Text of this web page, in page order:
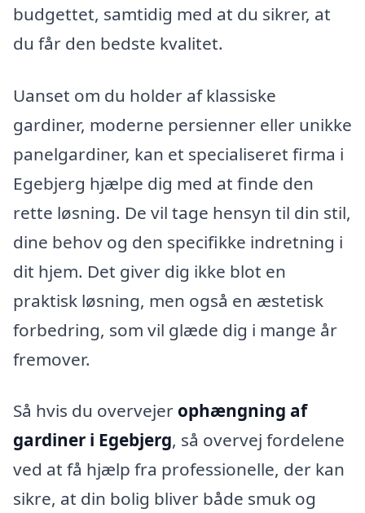
budgettet, samtidig med at du sikrer, at
du får den bedste kvalitet.
Uanset om du holder af klassiske
gardiner, moderne persienner eller unikke
panelgardiner, kan et specialiseret firma i
Egebjerg hjælpe dig med at finde den
rette løsning. De vil tage hensyn til din stil,
dine behov og den specifikke indretning i
dit hjem. Det giver dig ikke blot en
praktisk løsning, men også en æstetisk
forbedring, som vil glæde dig i mange år
fremover.
Så hvis du overvejer ophængning af
gardiner i Egebjerg, så overvej fordelene
ved at få hjælp fra professionelle, der kan
sikre, at din bolig bliver både smuk og